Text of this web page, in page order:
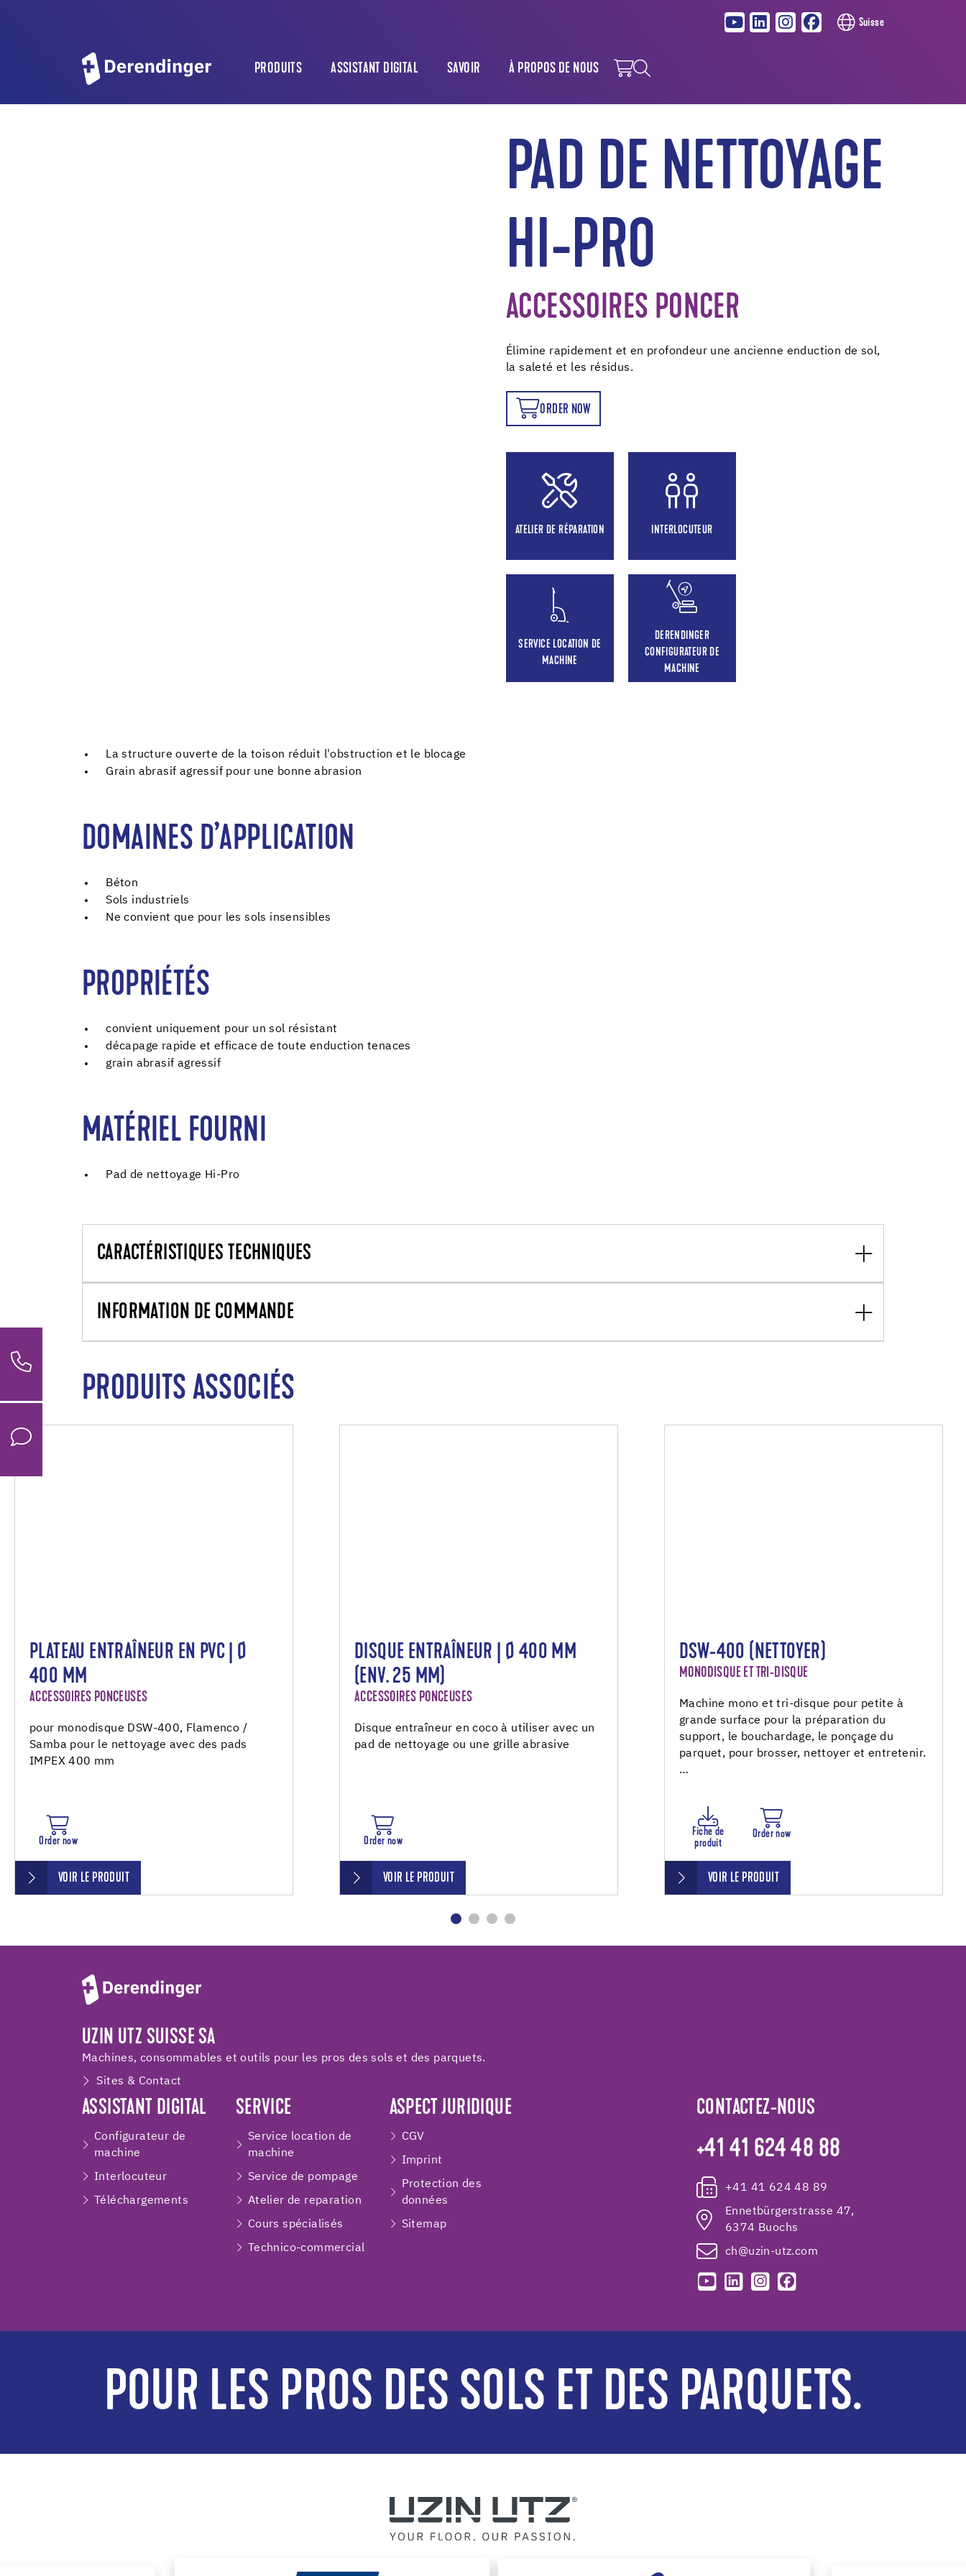
Suisse
PRODUITS ASSISTANT DIGITAL SAVOIR À PROPOS DE NOUS
PAD DE NETTOYAGE
HI-PRO
ACCESSOIRES PONCER
Élimine rapidement et en profondeur une ancienne enduction de sol,
la saleté et les résidus.
ORDER NOW
ATELIER DE RÉPARATION INTERLOCUTEUR
SERVICE LOCATION DE
MACHINE
DERENDINGER
CONFIGURATEUR DE
MACHINE
La structure ouverte de la toison réduit l'obstruction et le blocage
Grain abrasif agressif pour une bonne abrasion
DOMAINES D’APPLICATION
Béton
Sols industriels
Ne convient que pour les sols insensibles
PROPRIÉTÉS
convient uniquement pour un sol résistant
décapage rapide et efficace de toute enduction tenaces
grain abrasif agressif
MATÉRIEL FOURNI
Pad de nettoyage Hi-Pro
CARACTÉRISTIQUES TECHNIQUES
INFORMATION DE COMMANDE
PRODUITS ASSOCIÉS
PLATEAU ENTRAÎNEUR EN PVC | Ø
400 MM
ACCESSOIRES PONCEUSES
pour monodisque DSW-400, Flamenco /
Samba pour le nettoyage avec des pads
IMPEX 400 mm
Order now
VOIR LE PRODUIT
DISQUE ENTRAÎNEUR | Ø 400 MM
(ENV. 25 MM)
ACCESSOIRES PONCEUSES
Disque entraîneur en coco à utiliser avec un
pad de nettoyage ou une grille abrasive
Order now
VOIR LE PRODUIT
DSW-400 (NETTOYER)
MONODISQUE ET TRI-DISQUE
Machine mono et tri-disque pour petite à
grande surface pour la préparation du
support, le bouchardage, le ponçage du
parquet, pour brosser, nettoyer et entretenir.
…
Fiche de
produit
Order now
VOIR LE PRODUIT
UZIN UTZ SUISSE SA
Machines, consommables et outils pour les pros des sols et des parquets.
Sites & Contact
ASSISTANT DIGITAL
Configurateur de
machine
Interlocuteur
Téléchargements
SERVICE
Service location de
machine
Service de pompage
Atelier de reparation
Cours spécialisés
Technico-commercial
ASPECT JURIDIQUE
CGV
Imprint
Protection des
données
Sitemap
CONTACTEZ-NOUS
+41 41 624 48 88
+41 41 624 48 89
Ennetbürgerstrasse 47,
6374 Buochs
ch@uzin-utz.com
POUR LES PROS DES SOLS ET DES PARQUETS.